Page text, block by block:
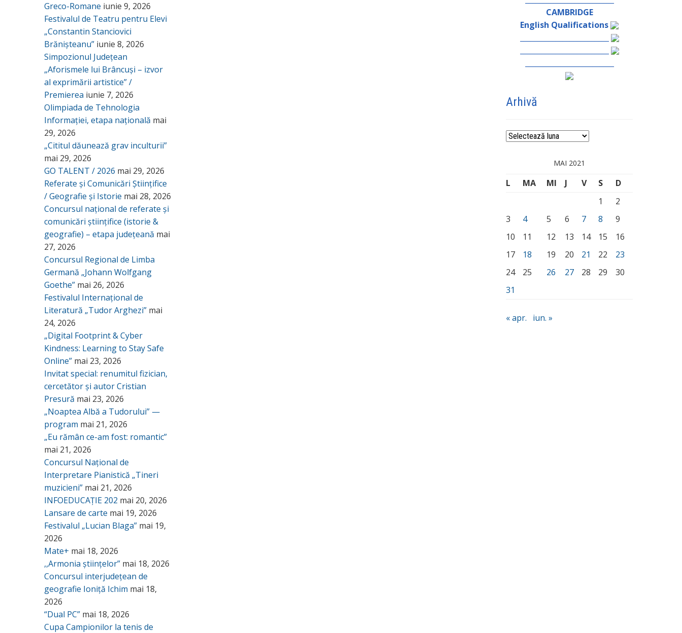
Greco-Romane iunie 9, 2026
Festivalul de Teatru pentru Elevi
„Constantin Stanciovici
Brănișteanu” iunie 8, 2026
Simpozionul Județean
„Aforismele lui Brâncuși – izvor
al exprimării artistice” /
Premierea iunie 7, 2026
Olimpiada de Tehnologia
Informației, etapa națională mai
29, 2026
„Cititul dăunează grav inculturii”
mai 29, 2026
GO TALENT / 2026 mai 29, 2026
Referate și Comunicări Științifice
/ Geografie și Istorie mai 28, 2026
Concursul național de referate și
comunicări științifice (istorie &
geografie) – etapa județeană mai
27, 2026
Concursul Regional de Limba
Germană „Johann Wolfgang
Goethe” mai 26, 2026
Festivalul Internațional de
Literatură „Tudor Arghezi” mai
24, 2026
„Digital Footprint & Cyber
Kindness: Learning to Stay Safe
Online” mai 23, 2026
Invitat special: renumitul fizician,
cercetător și autor Cristian
Presură mai 23, 2026
„Noaptea Albă a Tudorului” —
program mai 21, 2026
„Eu rămân ce-am fost: romantic”
mai 21, 2026
Concursul Național de
Interpretare Pianistică „Tineri
muzicieni” mai 21, 2026
INFOEDUCAȚIE 202 mai 20, 2026
Lansare de carte mai 19, 2026
Festivalul „Lucian Blaga” mai 19,
2026
Mate+ mai 18, 2026
,,Armonia științelor” mai 18, 2026
Concursul interjudețean de
geografie Ioniță Ichim mai 18,
2026
“Dual PC” mai 18, 2026
Cupa Campionilor la tenis de
CAMBRIDGE
English Qualifications
Arhivă
Arhivă
MAI 2021
L MA MI J V S
D
1
2
3
4 5 6 7 8
9
10
11 12 13 14 15
16
17
18 19 20 21 22
23
24
25 26 27 28 29
30
31
« apr. iun. »